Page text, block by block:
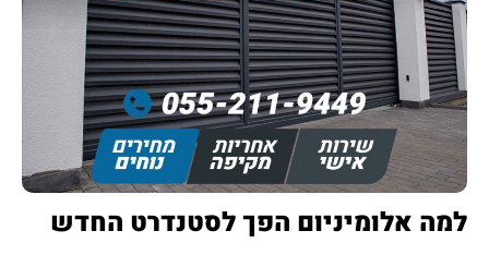
למה אלומיניום הפך לסטנדרט החדש